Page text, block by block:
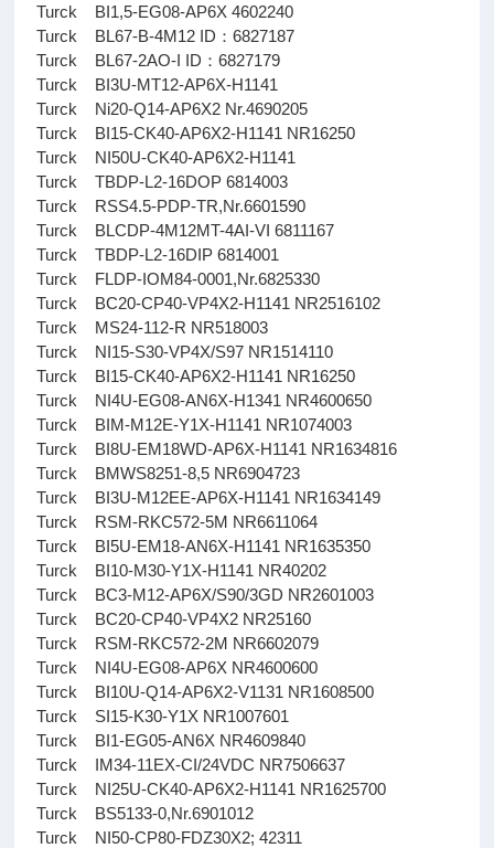
Turck BI1,5-EG08-AP6X 4602240
Turck BL67-B-4M12 ID：6827187
Turck BL67-2AO-I ID：6827179
Turck BI3U-MT12-AP6X-H1141
Turck Ni20-Q14-AP6X2 Nr.4690205
Turck BI15-CK40-AP6X2-H1141 NR16250
Turck NI50U-CK40-AP6X2-H1141
Turck TBDP-L2-16DOP 6814003
Turck RSS4.5-PDP-TR,Nr.6601590
Turck BLCDP-4M12MT-4AI-VI 6811167
Turck TBDP-L2-16DIP 6814001
Turck FLDP-IOM84-0001,Nr.6825330
Turck BC20-CP40-VP4X2-H1141 NR2516102
Turck MS24-112-R NR518003
Turck NI15-S30-VP4X/S97 NR1514110
Turck BI15-CK40-AP6X2-H1141 NR16250
Turck NI4U-EG08-AN6X-H1341 NR4600650
Turck BIM-M12E-Y1X-H1141 NR1074003
Turck BI8U-EM18WD-AP6X-H1141 NR1634816
Turck BMWS8251-8,5 NR6904723
Turck BI3U-M12EE-AP6X-H1141 NR1634149
Turck RSM-RKC572-5M NR6611064
Turck BI5U-EM18-AN6X-H1141 NR1635350
Turck BI10-M30-Y1X-H1141 NR40202
Turck BC3-M12-AP6X/S90/3GD NR2601003
Turck BC20-CP40-VP4X2 NR25160
Turck RSM-RKC572-2M NR6602079
Turck NI4U-EG08-AP6X NR4600600
Turck BI10U-Q14-AP6X2-V1131 NR1608500
Turck SI15-K30-Y1X NR1007601
Turck BI1-EG05-AN6X NR4609840
Turck IM34-11EX-CI/24VDC NR7506637
Turck NI25U-CK40-AP6X2-H1141 NR1625700
Turck BS5133-0,Nr.6901012
Turck NI50-CP80-FDZ30X2; 42311